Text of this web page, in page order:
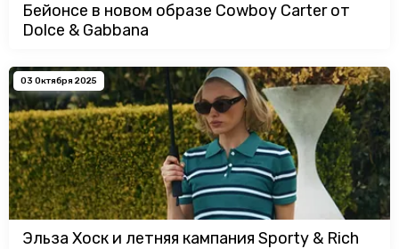
Бейонсе в новом образе Cowboy Carter от
Dolce & Gabbana
03 Октября 2025
Эльза Хоск и летняя кампания Sporty & Rich